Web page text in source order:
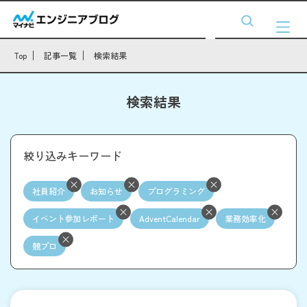
Top 記事一覧 検索結果
検索結果
絞り込みキーワード
社員紹介 お知らせ プログラミング
イベント参加レポート AdventCalendar 業務効率化
競プロ